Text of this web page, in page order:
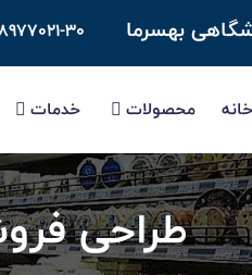
بهسرما ۰۲۱-
خانه محصولات خدمات
طراحی